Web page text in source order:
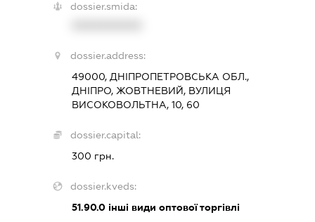
dossier.smida:
dossier.address:
49000, ДНІПРОПЕТРОВСЬКА ОБЛ.,
ДНІПРО, ЖОВТНЕВИЙ, ВУЛИЦЯ
ВИСОКОВОЛЬТНА, 10, 60
dossier.capital:
300 грн.
dossier.kveds:
51.90.0інші види оптової торгівлі